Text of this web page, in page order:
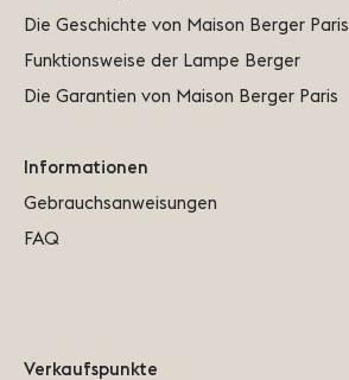
Die Geschichte von Maison Berger Paris
Funktionsweise der Lampe Berger
Die Garantien von Maison Berger Paris
Informationen
Gebrauchsanweisungen
FAQ
Verkaufspunkte